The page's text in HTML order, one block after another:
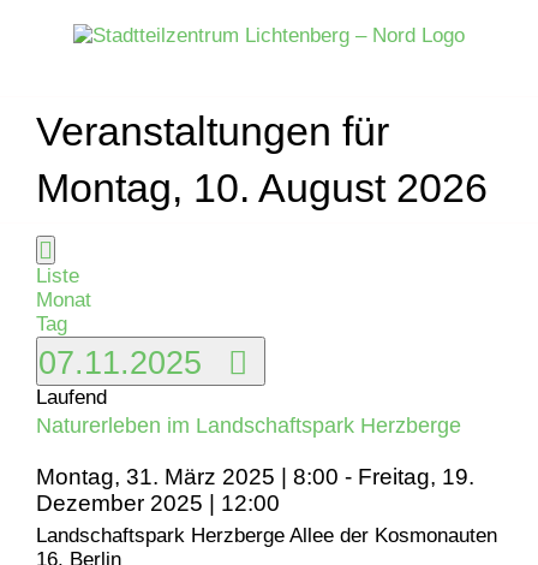
Veranstaltungen für
Montag, 10. August 2026
Veranstaltungen
für
Freitag,
7.
November
2025
Ansichten-
Navigation
Veranstaltung
Ansichten-
Navigation
Tag
Liste
Monat
Tag
07.11.2025
Datum
wählen.
Laufend
Naturerleben im Landschaftspark Herzberge
Montag, 31. März 2025 | 8:00 - Freitag, 19.
Dezember 2025 | 12:00
Landschaftspark Herzberge Allee der Kosmonauten
16, Berlin